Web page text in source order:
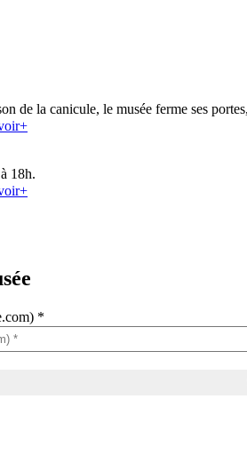
de la canicule, le musée ferme ses
+
18h.
+
*